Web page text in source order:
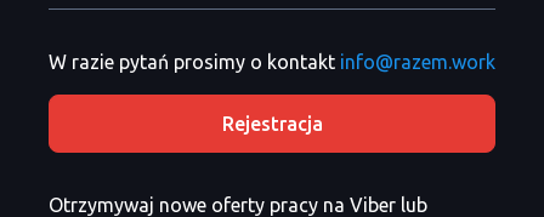
W razie pytań prosimy o kontakt info@razem.work
Rejestracja
Otrzymywaj nowe oferty pracy na Viber lub